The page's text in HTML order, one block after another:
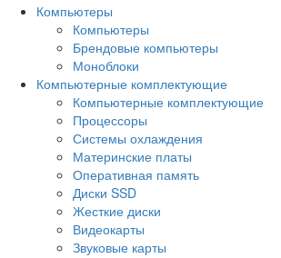
Компьютеры
Компьютеры
Брендовые компьютеры
Моноблоки
Компьютерные комплектующие
Компьютерные комплектующие
Процессоры
Системы охлаждения
Материнские платы
Оперативная память
Диски SSD
Жесткие диски
Видеокарты
Звуковые карты